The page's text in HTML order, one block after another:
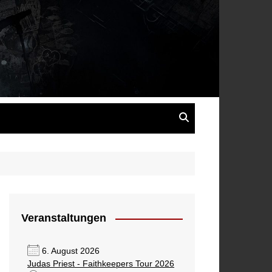
Veranstaltungen
6. August 2026
Judas Priest - Faithkeepers Tour 2026